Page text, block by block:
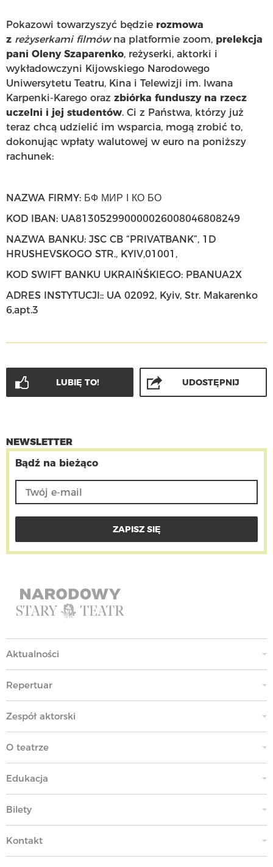
Pokazowi towarzyszyć będzie rozmowa
z reżyserkami filmówna platformie zoom, prelekcja
pani Oleny Szaparenko, reżyserki, aktorki i
wykładowczyni Kijowskiego Narodowego
Uniwersytetu Teatru, Kina i Telewizji im. Iwana
Karpenki-Karego oraz zbiórka funduszy na rzecz
uczelni i jej studentów. Ci z Państwa, którzy już
teraz chcą udzielić im wsparcia, mogą zrobić to,
dokonując wpłaty walutowej w euro na poniższy
rachunek:
NAZWA FIRMY: БФ МИР І КО БО
KOD IBAN: UA813052990000026008046808249
NAZWA BANKU: JSC CB “PRIVATBANK”, 1D
HRUSHEVSKOGO STR., KYIV,01001,
KOD SWIFT BANKU UKRAIŃŚKIEGO: PBANUA2X
ADRES INSTYTUCJI:: UA 02092, Kyiv, Str. Makarenko
6,apt.3
LUBIĘ TO! UDOSTĘPNIJ
NEWSLETTER
Bądź na bieżąco
Aktualności
Repertuar
Zespół aktorski
O teatrze
Edukacja
Bilety
Kontakt